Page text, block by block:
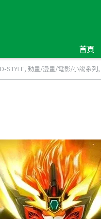
首頁
D-STYLE, 動畫/漫畫/電影/小說系列,